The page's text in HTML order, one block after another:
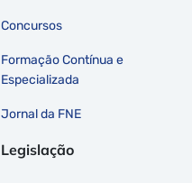
Concursos
Formação Contínua e
Especializada
Jornal da FNE
Legislação